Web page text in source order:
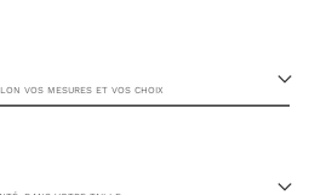
VOS MESURES ET VOS CHOIX